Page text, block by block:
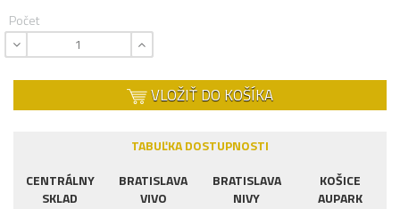
Počet
VLOŽIŤ DO KOŠÍKA
TABUĽKA DOSTUPNOSTI
CENTRÁLNY
SKLAD
BRATISLAVA
VIVO
BRATISLAVA
NIVY
KOŠICE
AUPARK